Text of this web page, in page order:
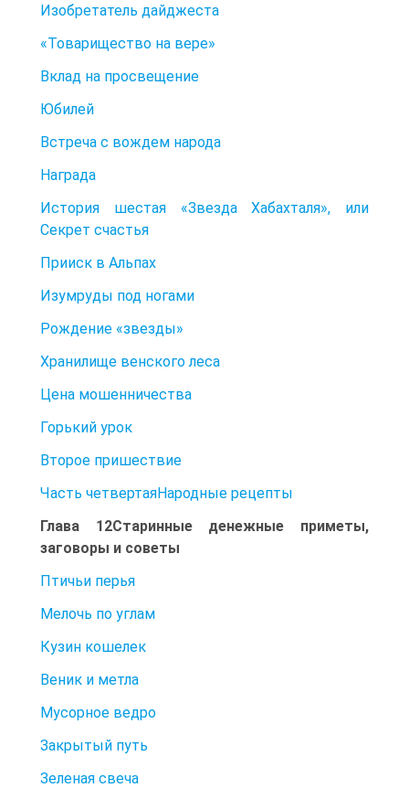
Изобретатель дайджеста
«Товарищество на вере»
Вклад на просвещение
Юбилей
Встреча с вождем народа
Награда
История шестая «Звезда Хабахталя», или
Секрет счастья
Прииск в Альпах
Изумруды под ногами
Рождение «звезды»
Хранилище венского леса
Цена мошенничества
Горький урок
Второе пришествие
Часть четвертаяНародные рецепты
Глава 12Старинные денежные приметы,
заговоры и советы
Птичьи перья
Мелочь по углам
Кузин кошелек
Веник и метла
Мусорное ведро
Закрытый путь
Зеленая свеча